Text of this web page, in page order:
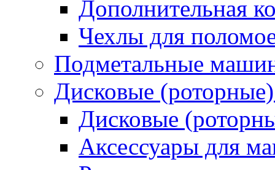
Дополнительная
Чехлы для
Подметальные
Дисковые
Дисковые
Аксессуары для